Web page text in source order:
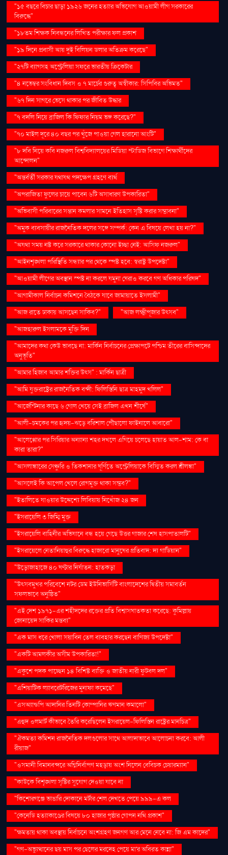
"১৫ বছরে বিচার ছাড়া ১৯২৬ জনের হত্যার অভিযোগ আওয়ামী লীগ সরকারের
বিরুদ্ধে"
"১৮তম শিক্ষক নিবন্ধনের লিখিত পরীক্ষার ফল প্রকাশ
"১৯ দিনে প্রবাসী আয় দুই বিলিয়ন ডলার অতিক্রম করেছে"
"২৭টি ব্যাগসহ অস্ট্রেলিয়া সফরে ভারতীয় ক্রিকেটার
"৪ নভেম্বর সংবিধান দিবস ও ৭ মার্চের গুরুত্ব অস্বীকার: সিপিবির অভিমত"
"৬৭ দিন সাগরে ভেসে থাকার পর জীবিত উদ্ধার
"৭ বদলি নিয়ে ব্রাজিল কি ফিফার নিয়ম ভঙ্গ করেছে?"
"৭০ মাইল দূরে ৪০ বছর পর খুঁজে পাওয়া গেল হারানো আংটি"
"৮ দবি নিয়ে কবি নজরুল বিশ্ববিদ্যালয়ের মিডিয়া স্টাডিজ বিভাগে শিক্ষার্থীদের
আন্দোলন"
"অন্তর্বর্তী সরকার যথাযথ পদক্ষেপ গ্রহণে ব্যর্থ
"অপরাজিতা ফুলের চায়ে পাবেন ৬টি অসাধারণ উপকারিতা"
"অভিবাসী পরিবারের সন্তান কমলার সামনে ইতিহাস সৃষ্টি করার সম্ভাবনা"
"অমুক ব্যবসায়ীর রাজনৈতিক দলের সঙ্গে সম্পর্ক: কেন এ বিষয়ে লেখা হয় না?"
"অযথা সময় নষ্ট করে সরকারে থাকার কোনো ইচ্ছা নেই: আসিফ নজরুল"
"আইনশৃঙ্খলা পরিস্থিতি সন্ধ্যার পর থেকে স্পষ্ট হবে: স্বরাষ্ট্র উপদেষ্টা"
"আওয়ামী লীগের অবস্থান স্পষ্ট না করলে যমুনা ঘেরাও করবে গণ অধিকার পরিষদ"
"আগামীকাল নির্বাচন কমিশনে বৈঠকে যাবে জামায়াতে ইসলামী"
"আজ রাতে ঢাকায় আসছেন সাকিব?"
"আজ লক্ষ্মীপূজার উৎসব"
"আজহারুল ইসলামকে মুক্তি দিন
"আমাদের কথা কেউ ভাবছে না: মার্কিন নির্বাচনের প্রেক্ষাপটে পশ্চিম তীরের বাসিন্দাদের
অনুভূতি"
"আমার হিজাব আমার শক্তির উৎস" : মার্কিন ছাত্রী
"আমি যুক্তরাষ্ট্রের রাজনৈতিক বন্দী: ফিলিস্তিনি ছাত্র মাহমুদ খলিল"
"আর্জেন্টিনার কাছে ৬ গোল খেয়ে সেই ব্রাজিল এখন শীর্ষে"
"আলী-চমকের পর হৃদয়-ঝড়ে বরিশাল পৌঁছালো ফাইনালে আবারো"
"আলেপ্পোর পর সিরিয়ার অন্যান্য শহর দখলে এগিয়ে চলেছে হায়াত আল-শাম: কে বা
কারা তারা?"
"আসলাঙ্কারের সেঞ্চুরি ও তিকশানার ঘূর্ণিতে অস্ট্রেলিয়াকে বিস্মিত করল শ্রীলঙ্কা"
"আসলেই কি আপেল খেলে রোগমুক্ত থাকা সম্ভব?"
"ইতালিতে যাওয়ার উদ্দেশ্যে লিবিয়ায় নিখোঁজ ২৪ জন
"ইসরায়েলি ৩ জিম্মি মুক্ত
"ইসরায়েলি বাহিনীর অভিযানে বন্ধ হয়ে গেছে উত্তর গাজার শেষ হাসপাতালটি"
"ইসরায়েলে নেতানিয়াহুর বিরুদ্ধে হাজারো মানুষের প্রতিবাদ: দ্য গার্ডিয়ান"
"উড়োজাহাজে ৪০ ঘণ্টার নির্যাতন: হাতকড়া
"উৎসবমুখর পরিবেশে নটর ডেম ইউনিভার্সিটি বাংলাদেশের দ্বিতীয় সমাবর্তন
সফলভাবে অনুষ্ঠিত"
"এই দেশ ১৯৭১-এর শহীদদের রক্তের প্রতি বিশ্বাসঘাতকতা করেছে: কুমিল্লায়
জোনায়েদ সাকির মন্তব্য"
"এক মাস ধরে খোলা সয়াবিন তেল ব্যবহার করছেন বাণিজ্য উপদেষ্টা"
"একটি আমলকীর অসীম উপকারিতা!"
"একুশে পদক পাচ্ছেন ১৪ বিশিষ্ট ব্যক্তি ও জাতীয় নারী ফুটবল দল"
"এশিয়াটিক ল্যাবরেটরিজের মুনাফা কমেছে"
"এসঅ্যান্ডপি আদানির তিনটি কোম্পানির ঋণমান কমালো"
"এহুদ ওলমার্ট কীভাবে তৈরি করেছিলেন ইসরায়েল-ফিলিস্তিন রাষ্ট্রের মানচিত্র"
"ঐকমত্য কমিশন রাজনৈতিক দলগুলোর সাথে আলাদাভাবে আলোচনা করবে: আলী
রীয়াজ"
"ওসমানী বিমানবন্দরে অগ্নিনির্বাপণ মহড়ায় অংশ নিলেন বেবিচক চেয়ারম্যান"
"কাউকে বিশৃঙ্খলা সৃষ্টির সুযোগ দেওয়া যাবে না
"কিশোরগঞ্জে ভাঙারি দোকানে মর্টার শেল দেখতে পেয়ে ৯৯৯-এ কল
"কেনেডি হত্যাকাণ্ডের বিষয়ে ৮০ হাজার পৃষ্ঠার গোপন নথি প্রকাশ"
"ক্ষমতায় থাকা অবস্থায় নির্বাচনে অংশগ্রহণ জনগণ আর মেনে নেবে না: জি এম কাদের"
"গণ–অভ্যুত্থানের ছয় মাস পর ছেলের মরদেহ পেয়ে মা'র অবিরত কান্না"